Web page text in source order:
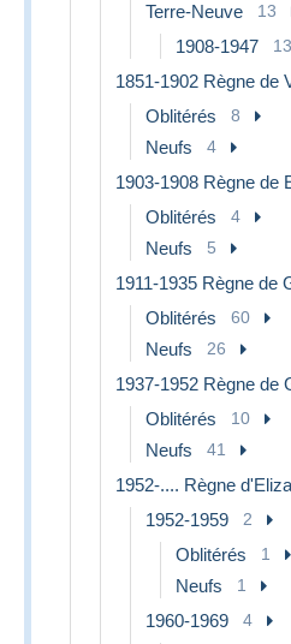
Terre-Neuve 13
1908-1947 13
1851-1902 Règne de
Oblitérés 8
Neufs 4
1903-1908 Règne de
Oblitérés 4
Neufs 5
1911-1935 Règne de
Oblitérés 60
Neufs 26
1937-1952 Règne de
Oblitérés 10
Neufs 41
1952-.... Règne
1952-1959 2
Oblitérés 1
Neufs 1
1960-1969 4